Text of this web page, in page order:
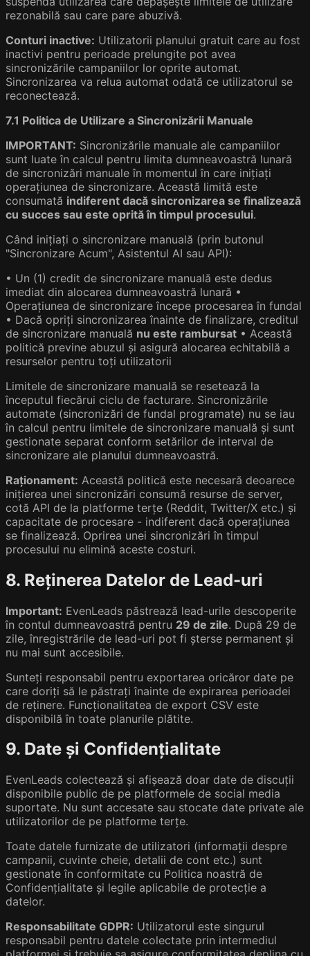
rezonabilă sau care pare abuzivă.
Conturi inactive: Utilizatorii planului gratuit care au fost
inactivi pentru perioade prelungite pot avea
sincronizările campaniilor lor oprite automat.
Sincronizarea va relua automat odată ce utilizatorul se
reconectează.
7.1 Politica de Utilizare a Sincronizării Manuale
IMPORTANT: Sincronizările manuale ale campaniilor
sunt luate în calcul pentru limita dumneavoastră lunară
de sincronizări manuale în momentul în care inițiați
operațiunea de sincronizare. Această limită este
consumată indiferent dacă sincronizarea se finalizează
cu succes sau este oprită în timpul procesului.
Când inițiați o sincronizare manuală (prin butonul
"Sincronizare Acum", Asistentul AI sau API):
• Un (1) credit de sincronizare manuală este dedus
imediat din alocarea dumneavoastră lunară •
Operațiunea de sincronizare începe procesarea în fundal
• Dacă opriți sincronizarea înainte de finalizare, creditul
de sincronizare manuală nu este rambursat • Această
politică previne abuzul și asigură alocarea echitabilă a
resurselor pentru toți utilizatorii
Limitele de sincronizare manuală se resetează la
începutul fiecărui ciclu de facturare. Sincronizările
automate (sincronizări de fundal programate) nu se iau
în calcul pentru limitele de sincronizare manuală și sunt
gestionate separat conform setărilor de interval de
sincronizare ale planului dumneavoastră.
Raționament: Această politică este necesară deoarece
inițierea unei sincronizări consumă resurse de server,
cotă API de la platforme terțe (Reddit, Twitter/X etc.) și
capacitate de procesare - indiferent dacă operațiunea
se finalizează. Oprirea unei sincronizări în timpul
procesului nu elimină aceste costuri.
8. Reținerea Datelor de Lead-uri
Important: EvenLeads păstrează lead-urile descoperite
în contul dumneavoastră pentru 29 de zile. După 29 de
zile, înregistrările de lead-uri pot fi șterse permanent și
nu mai sunt accesibile.
Sunteți responsabil pentru exportarea oricăror date pe
care doriți să le păstrați înainte de expirarea perioadei
de reținere. Funcționalitatea de export CSV este
disponibilă în toate planurile plătite.
9. Date și Confidențialitate
EvenLeads colectează și afișează doar date de discuții
disponibile public de pe platformele de social media
suportate. Nu sunt accesate sau stocate date private ale
utilizatorilor de pe platforme terțe.
Toate datele furnizate de utilizatori (informații despre
campanii, cuvinte cheie, detalii de cont etc.) sunt
gestionate în conformitate cu Politica noastră de
Confidențialitate și legile aplicabile de protecție a
datelor.
Responsabilitate GDPR: Utilizatorul este singurul
responsabil pentru datele colectate prin intermediul